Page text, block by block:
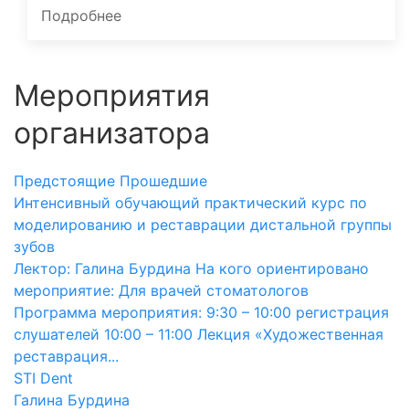
Подробнее
Мероприятия
организатора
Предстоящие Прошедшие
Интенсивный обучающий практический курс по
моделированию и реставрации дистальной группы
зубов
Лектор: Галина Бурдина На кого ориентировано
мероприятие: Для врачей стоматологов
Программа мероприятия: 9:30 – 10:00 регистрация
слушателей 10:00 – 11:00 Лекция «Художественная
реставрация...
STI Dent
Галина Бурдина